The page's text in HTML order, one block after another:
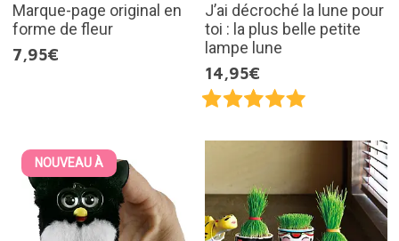
Marque-page original en
forme de fleur
7,95€
J’ai décroché la lune pour
toi : la plus belle petite
lampe lune
14,95€
NOUVEAU À